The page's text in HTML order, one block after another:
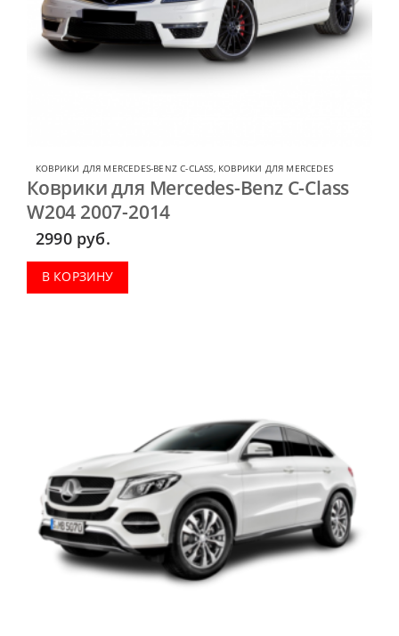
КОВРИКИ ДЛЯ MERCEDES-BENZ C-CLASS КОВРИКИ ДЛЯ MERCEDES
Коврики для Mercedes-Benz C-Class
W204 2007-2014
2990 руб.
В КОРЗИНУ